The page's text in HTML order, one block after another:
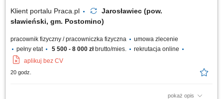
Klient portalu Praca.pl
Jarosławiec (pow.
sławieński, gm. Postomino)
pracownik fizyczny / pracowniczka fizyczna
umowa zlecenie
pełny etat
5 500 - 8 000 złbrutto/mies.
rekrutacja online
aplikuj bez CV
20 godz.
pokaż opis